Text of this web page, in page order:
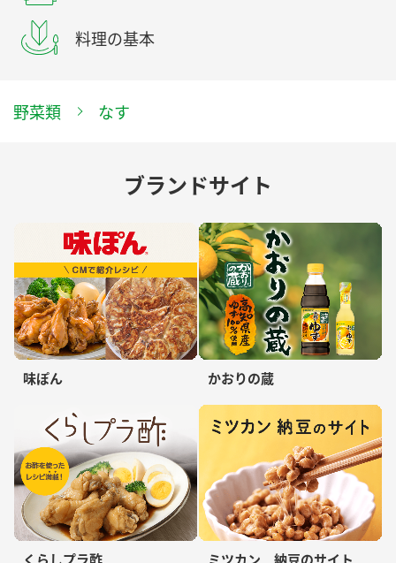
料理の基本
野菜類 なす
ブランドサイト
味ぽん かおりの蔵